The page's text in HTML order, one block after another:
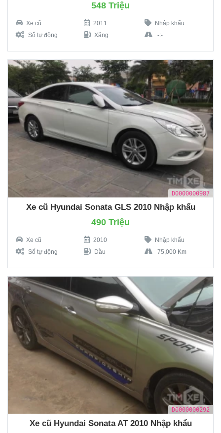
548 Triệu
Xe cũ 2011
Nhập khẩu
Số tự động
Xăng -:-
D0000000987
Xe cũ Hyundai Sonata GLS 2010 Nhập khẩu
490 Triệu
Xe cũ 2010
Nhập khẩu
Số tự động
Dầu 75,000 Km
D0000000292
Xe cũ Hyundai Sonata AT 2010 Nhập khẩu